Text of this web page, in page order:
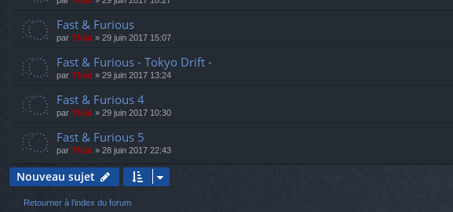
Fast & Furious
par Thãd » 29 juin 2017 15:07
Fast & Furious - Tokyo Drift -
par Thãd » 29 juin 2017 13:24
Fast & Furious 4
par Thãd » 29 juin 2017 10:30
Fast & Furious 5
par Thãd » 28 juin 2017 22:43
Nouveau sujet
Retourner à l’index du forum